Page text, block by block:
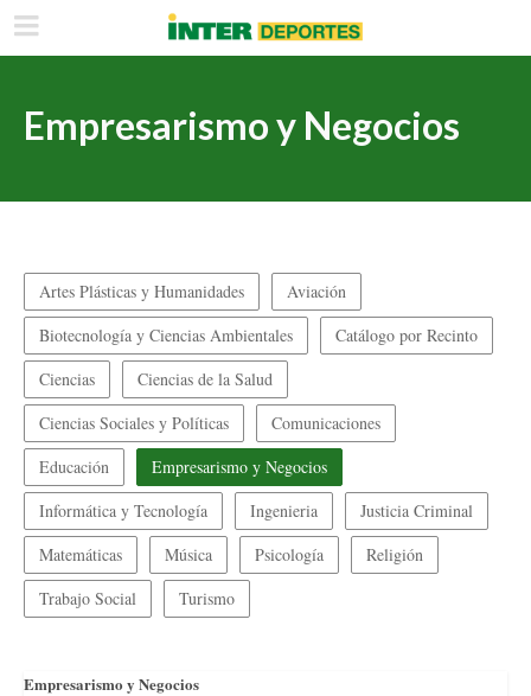
Empresarismo y Negocios
Artes Plásticas y Humanidades
Aviación
Biotecnología y Ciencias Ambientales
Catálogo por Recinto
Ciencias
Ciencias de la Salud
Ciencias Sociales y Políticas
Comunicaciones
Educación
Empresarismo y Negocios
Informática y Tecnología
Ingenieria
Justicia Criminal
Matemáticas
Música Psicología
Religión
Trabajo Social
Turismo
Empresarismo y Negocios